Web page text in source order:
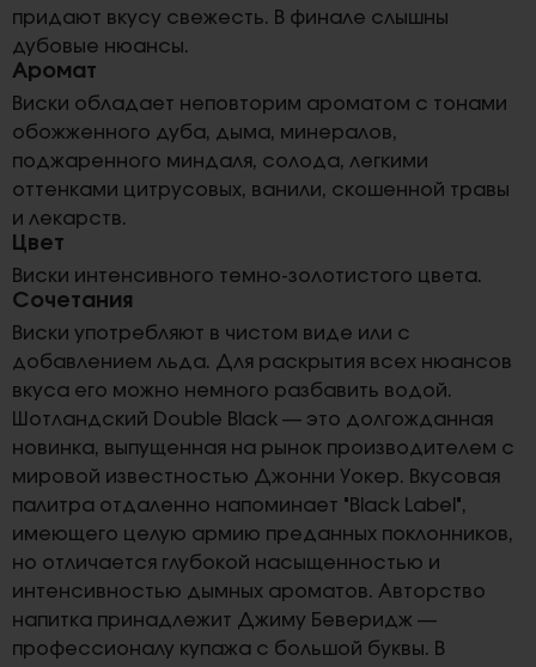
придают вкусу свежесть. В финале слышны
дубовые нюансы.
Аромат
Виски обладает неповторим ароматом с тонами
обожженного дуба, дыма, минералов,
поджаренного миндаля, солода, легкими
оттенками цитрусовых, ванили, скошенной травы
и лекарств.
Цвет
Виски интенсивного темно-золотистого цвета.
Сочетания
Виски употребляют в чистом виде или с
добавлением льда. Для раскрытия всех нюансов
вкуса его можно немного разбавить водой.
Шотландский Double Black — это долгожданная
новинка, выпущенная на рынок производителем с
мировой известностью Джонни Уокер. Вкусовая
палитра отдаленно напоминает "Black Label",
имеющего целую армию преданных поклонников,
но отличается глубокой насыщенностью и
интенсивностью дымных ароматов. Авторство
напитка принадлежит Джиму Беверидж —
профессионалу купажа с большой буквы. В